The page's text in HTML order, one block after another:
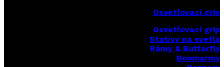
Osvetľovací grip
Osvetľovací grip
Statívy na svetlá
Rámy & Butterfly
Boomarmy